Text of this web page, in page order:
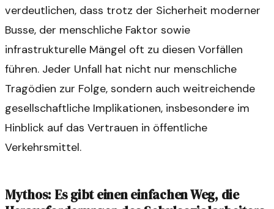
verdeutlichen, dass trotz der Sicherheit moderner
Busse, der menschliche Faktor sowie
infrastrukturelle Mängel oft zu diesen Vorfällen
führen. Jeder Unfall hat nicht nur menschliche
Tragödien zur Folge, sondern auch weitreichende
gesellschaftliche Implikationen, insbesondere im
Hinblick auf das Vertrauen in öffentliche
Verkehrsmittel.
Mythos: Es gibt einen einfachen Weg, die